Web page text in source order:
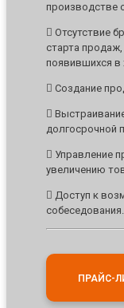
производстве
Отсутствие
старта
появившихся в
Создание
долгосрочной
Управление
увеличению
Доступ к
собеседования.
ПРАЙС-